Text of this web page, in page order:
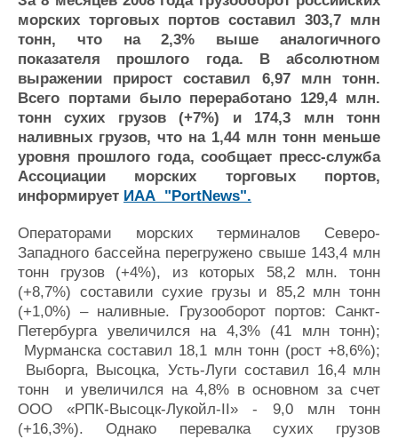
Компании
Репутация
Работа
Журнал
Реклама
Оборудование
Изделия
Материалы
Конференции
Выставки и семинары
Словарь
Галерея флота
Отзывы
Все службы
морских торговых портов составил 303,7 млн
тонн, что на 2,3% выше аналогичного
показателя прошлого года. В абсолютном
выражении прирост составил 6,97 млн тонн.
Всего портами было переработано 129,4 млн.
тонн сухих грузов (+7%) и 174,3 млн тонн
наливных грузов, что на 1,44 млн тонн меньше
уровня прошлого года, сообщает пресс-служба
Ассоциации морских торговых портов,
информирует ИАА "PortNews".
Операторами морских терминалов Северо-
Западного бассейна перегружено свыше 143,4 млн
тонн грузов (+4%), из которых 58,2 млн. тонн
(+8,7%) составили сухие грузы и 85,2 млн тонн
(+1,0%) – наливные. Грузооборот портов: Санкт-
Петербурга увеличился на 4,3% (41 млн тонн);
Мурманска составил 18,1 млн тонн (рост +8,6%);
Выборга, Высоцка, Усть-Луги составил 16,4 млн
тонн и увеличился на 4,8% в основном за счет
ООО «РПК-Высоцк-Лукойл-II» - 9,0 млн тонн
(+16,3%). Однако перевалка сухих грузов